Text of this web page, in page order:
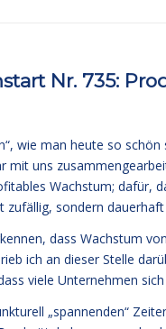
Nr. 735:
wie man heute so
mit uns
Wachstum; dafür,
zufällig, sondern
dass Wachstum
ich an dieser Stelle
viele Unternehmen
„spannenden“